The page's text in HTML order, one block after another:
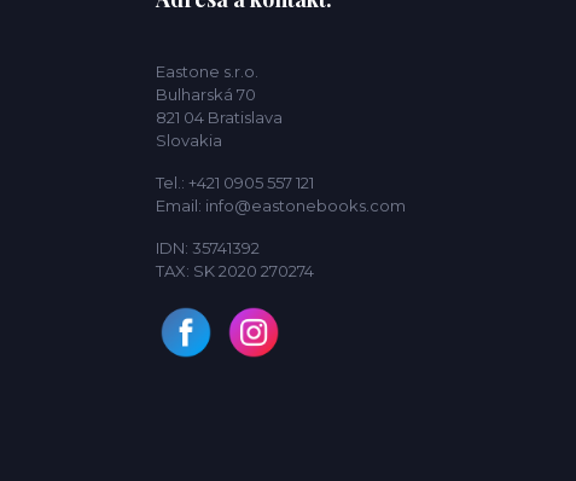
Eastone s.r.o.
Bulharská 70
821 04 Bratislava
Slovakia
Tel.: +421 0905 557 121
Email: info@eastonebooks.com
IDN: 35741392
TAX: SK 2020 270274